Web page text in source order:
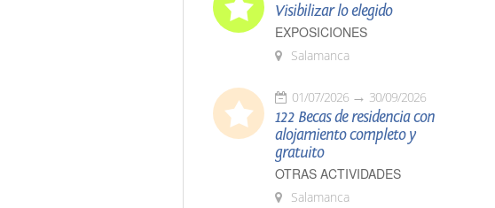
Visibilizar lo elegido
EXPOSICIONES
Salamanca
01/07/2026 30/09/2026
122 Becas de residencia con
alojamiento completo y
gratuito
OTRAS ACTIVIDADES
Salamanca